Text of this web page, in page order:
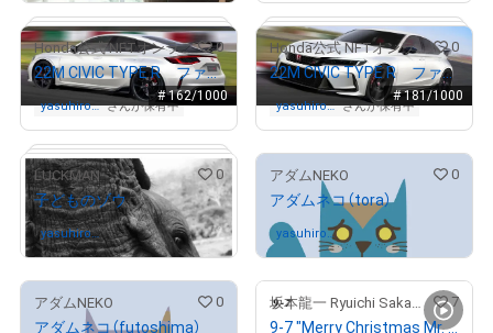
# 162/1000
Honda公式 NFTオンラインショップ 0
22M CIVIC TYPE R ファイナルスケッチ2
yasuhiro_f さんが保有中
# 181/1000
Honda公式 NFTオンラインショップ 0
22M CIVIC TYPE R ファイナルスケッチ1
yasuhiro_f さんが保有中
LUCKMAN 0
子どものゾウ
yasuhiro_f
ukunaga
さんが保有中
アダムNEKO 0
アダムネコ（tora）
yasuhiro_f
ukunaga
さんが保有中
アダムNEKO 0
アダムネコ（futoshima）
坂本龍一 Ryuichi Sakamoto 7
9-7 "Merry Christmas Mr. Lawrence" Ryuichi Sakamoto 坂本 龍一